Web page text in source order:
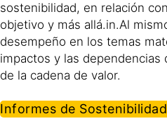
sostenibilidad, en relación
objetivo y más allá.in.​Al
desempeño en los temas
impactos y las dependencias
de la cadena de valor.
Informes de